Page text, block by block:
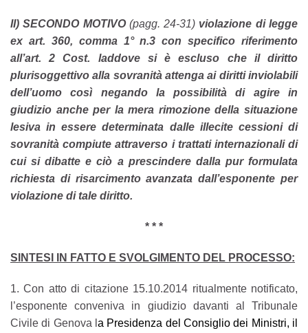
II) SECONDO MOTIVO (pagg. 24-31) violazione di legge
ex art. 360, comma 1° n.3 con specifico riferimento
all’art. 2 Cost. laddove si è escluso che il diritto
plurisoggettivo alla sovranità attenga ai diritti inviolabili
dell’uomo così negando la possibilità di agire in
giudizio anche per la mera rimozione della situazione
lesiva in essere determinata dalle illecite cessioni di
sovranità compiute attraverso i trattati internazionali di
cui si dibatte e ciò a prescindere dalla pur formulata
richiesta di risarcimento avanzata dall’esponente per
violazione di tale diritto.
* * *
SINTESI IN FATTO E SVOLGIMENTO DEL PROCESSO:
1. Con atto di citazione 15.10.2014 ritualmente notificato,
l’esponente conveniva in giudizio davanti al Tribunale
Civile di Genova l a Presidenza del Consiglio dei Ministri, il